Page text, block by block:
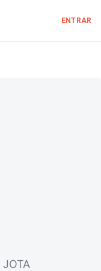
ENTRAR